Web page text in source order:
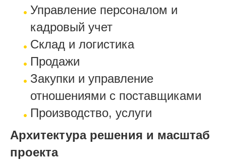
Управление персоналом и
кадровый учет
Склад и логистика
Продажи
Закупки и управление
отношениями с поставщиками
Производство, услуги
Архитектура решения и масштаб
проекта